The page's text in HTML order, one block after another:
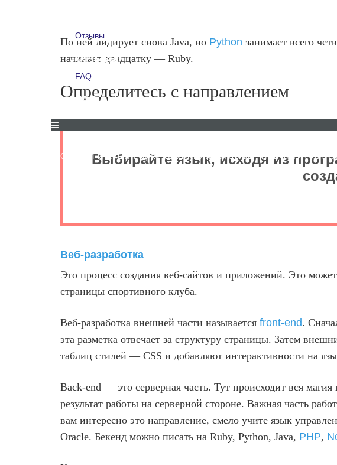
Отзывы
Отзывы
FAQ
FAQ
СКИДКИ И АКЦИИ ДЛЯ КОМПАНИЙ ОТЗЫВЫ НОВОСТИ
По ней лидирует снова Java, но Python занимает всего
начинает двадцатку — Ruby.
Определитесь с направлением
Выбирайте язык, исходя из
Веб-разработка
Это процесс создания веб-сайтов и приложений. Это
страницы спортивного клуба.
Веб-разработка внешней части называется front-end.
эта разметка отвечает за структуру страницы. Затем
таблиц стилей — CSS и добавляют интерактивности на
Back-end — это серверная часть. Тут происходит вся
результат работы на серверной стороне. Важная часть
вам интересно это направление, смело учите язык
Oracle. Бекенд можно писать на Ruby, Python, Java, PHP,